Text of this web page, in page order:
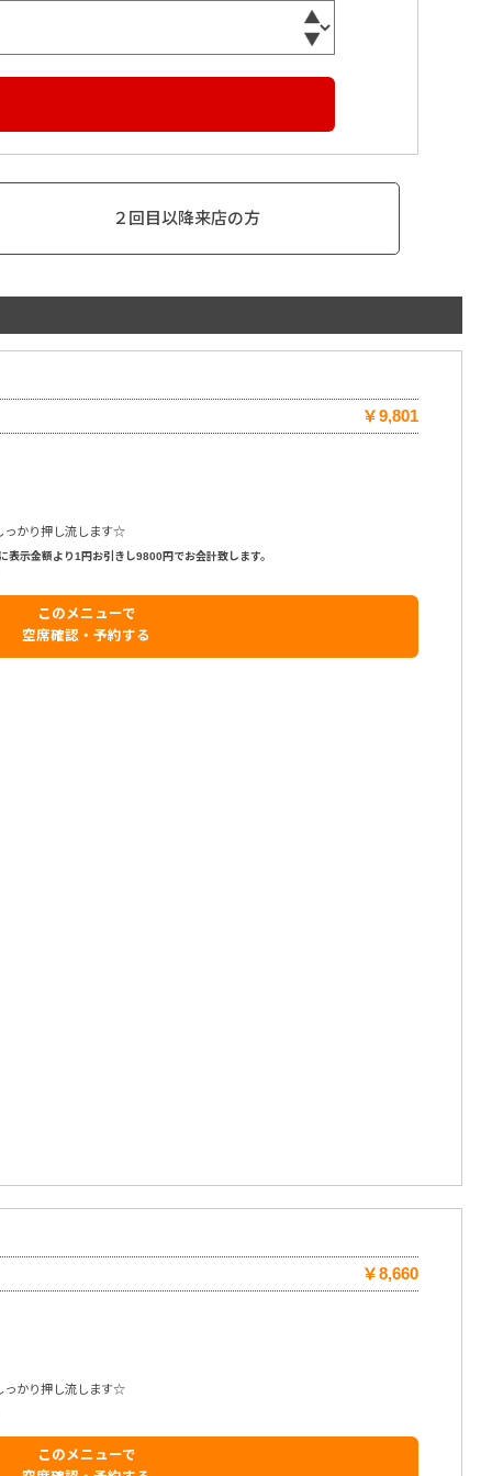
２回目以降来店の方
￥9,801
っかり押し流します☆
表示金額より1円お引きし9800円でお会計致します。
このメニューで
空席確認・予約する
￥8,660
っかり押し流します☆
このメニューで